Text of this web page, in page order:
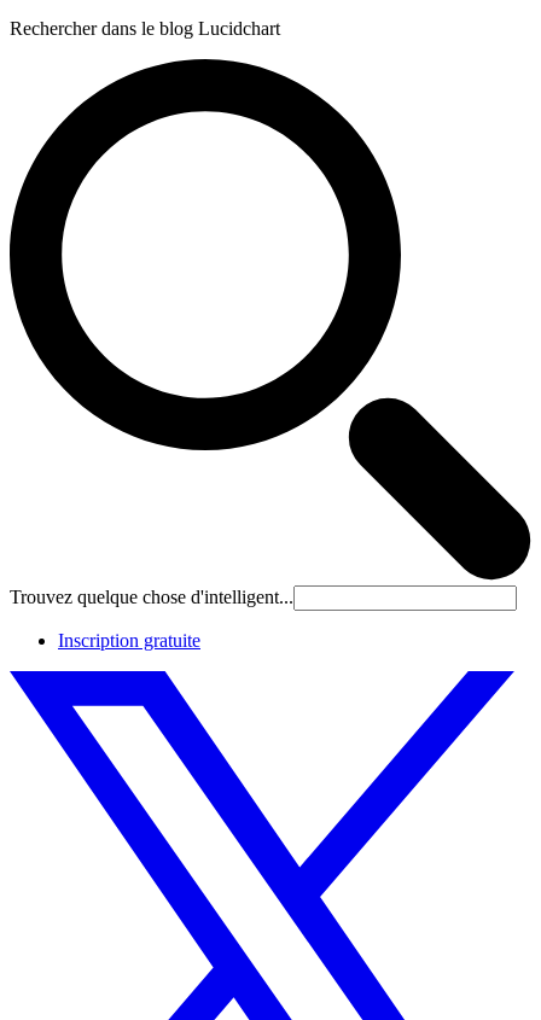
Rechercher dans le blog Lucidchart
Trouvez quelque chose d'intelligent...
Inscription gratuite